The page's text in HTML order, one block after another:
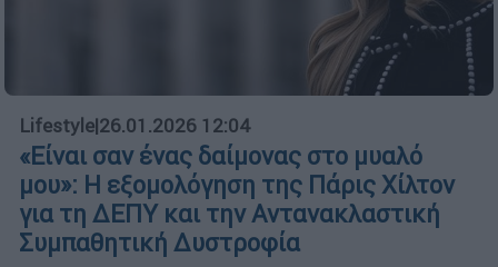
Lifestyle|26.01.2026 12:04
«Είναι σαν ένας δαίμονας στο μυαλό
μου»: Η εξομολόγηση της Πάρις Χίλτον
για τη ΔΕΠΥ και την Αντανακλαστική
Συμπαθητική Δυστροφία